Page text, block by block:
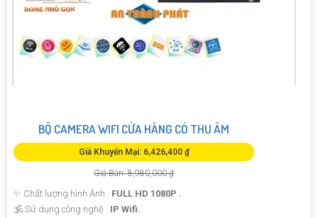
BỘ CAMERA WIFI CỬA HÀNG CÓ THU ÂM
Giá Khuyến Mại: 6,426,400 ₫
Giá Bán: 8,980,000 ₫
✨ Chất lượng hình Ảnh : FULL HD 1080P .
🕉️ Sử dụng công nghệ : IP Wifi.